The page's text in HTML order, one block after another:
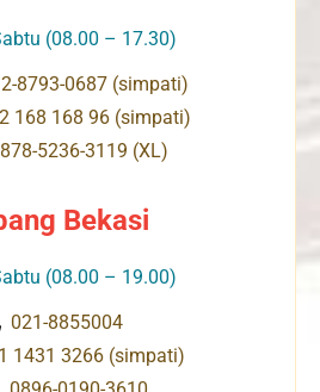
(08.00 – 17.30)
8793-0687 (simpati)
168 168 96 (simpati)
5236-3119 (XL)
Bekasi
(08.00 – 19.00)
021-8855004
3266 (simpati)